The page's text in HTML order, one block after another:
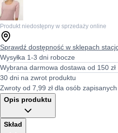
Produkt niedostępny w sprzedaży online
Sprawdź dostępność w sklepach
Wysyłka 1-3 dni robocze
Wybrana darmowa dostawa od 150 zł
30 dni na zwrot produktu
Zwroty od 7,99 zł dla osób
Opis produktu
Skład